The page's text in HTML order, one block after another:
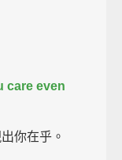
care even
你在乎。